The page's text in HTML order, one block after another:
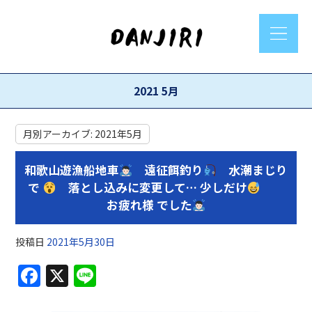
2021 5月
月別アーカイブ: 2021年5月
和歌山遊漁船地車 遠征餌釣り
水潮まじり
で
落とし込みに変更して… 少しだけ
お疲れ様 でした
投稿日 2021年5月30日
F
a
X